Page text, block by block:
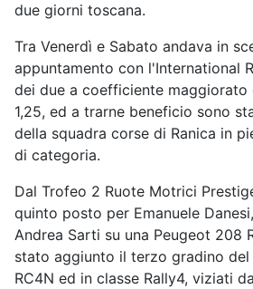
due giorni toscana.
Tra Venerdì e Sabato andava in
appuntamento con l'International
dei due a coefficiente maggiorato
1,25, ed a trarne beneficio sono
della squadra corse di Ranica in
di categoria.
Dal Trofeo 2 Ruote Motrici
quinto posto per Emanuele
Andrea Sarti su una Peugeot 208
stato aggiunto il terzo gradino
RC4N ed in classe Rally4, viziati